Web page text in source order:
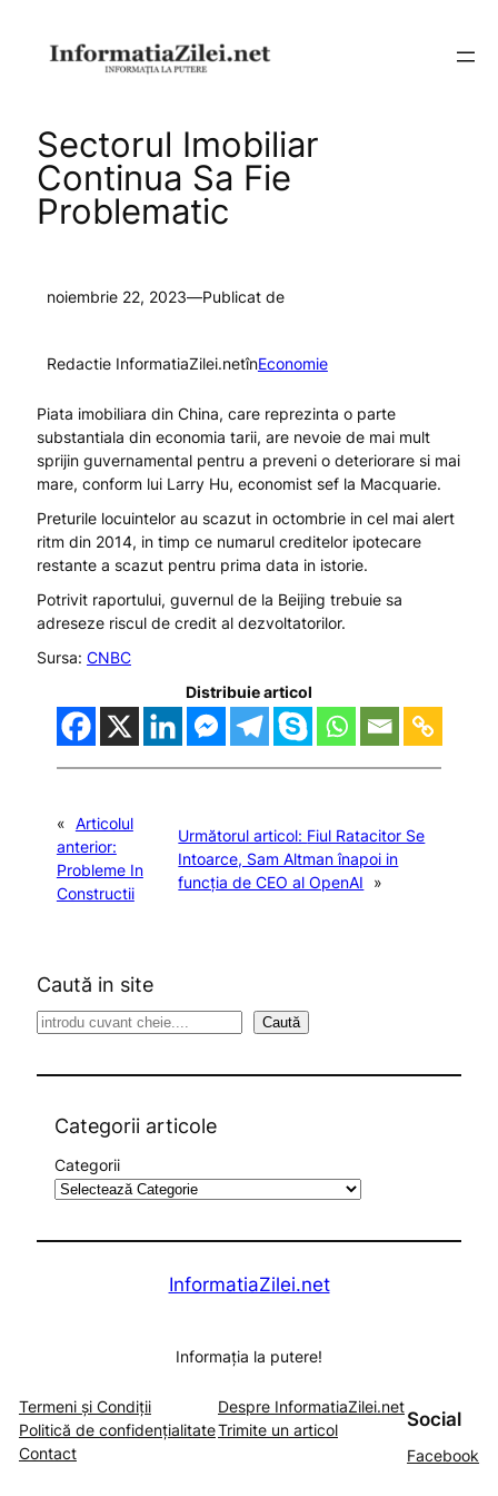
conținut
Sectorul Imobiliar
Continua Sa Fie
Problematic
noiembrie 22, 2023—Publicat de
Redactie InformatiaZilei.netînEconomie
Piata imobiliara din China, care reprezinta o parte
substantiala din economia tarii, are nevoie de mai mult
sprijin guvernamental pentru a preveni o deteriorare si mai
mare, conform lui Larry Hu, economist sef la Macquarie.
Preturile locuintelor au scazut in octombrie in cel mai alert
ritm din 2014, in timp ce numarul creditelor ipotecare
restante a scazut pentru prima data in istorie.
Potrivit raportului, guvernul de la Beijing trebuie sa
adreseze riscul de credit al dezvoltatorilor.
Sursa: CNBC
Distribuie articol
« Articolul
anterior:
Probleme In
Constructii
Următorul articol: Fiul Ratacitor Se
Intoarce, Sam Altman înapoi in
funcția de CEO al OpenAI
»
Caută in site
S
Caută
Categorii articole
Categorii
InformatiaZilei.net
Informația la putere!
Termeni și Condiții
Politică de confidențialitate
Contact
Despre InformatiaZilei.net
Trimite un articol
Social
Facebook